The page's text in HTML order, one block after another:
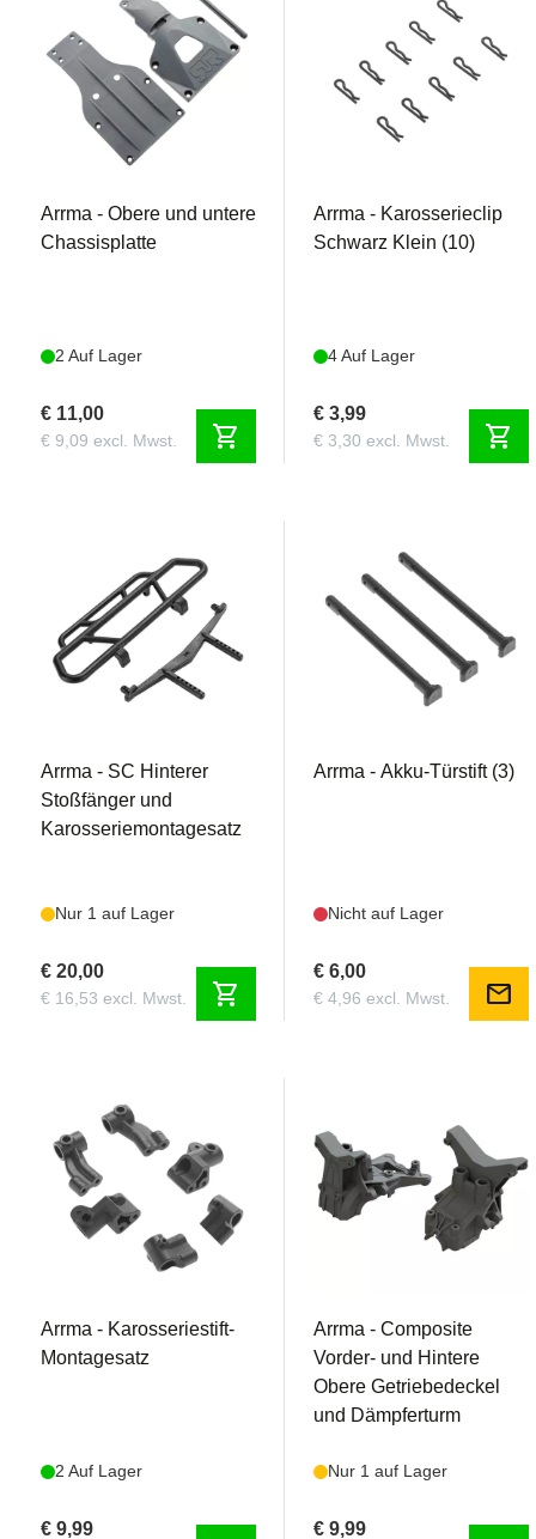
AR320203
Arrma - Obere und untere
Chassisplatte
2 Auf Lager
€ 11,00
€ 9,09 excl. Mwst. shopping_cart
Arrma - Karosserieclip
Schwarz Klein (10)
4 Auf Lager
€ 3,99
€ 3,30 excl. Mwst. shopping_cart
Arrma - SC Hinterer
Stoßfänger und
Karosseriemontagesatz
Nur 1 auf Lager
€ 20,00
€ 16,53 excl. Mwst. shopping_cart
Arrma - Akku-Türstift (3)
Nicht auf Lager
€ 6,00
€ 4,96 excl. Mwst. mail
Arrma - Karosseriestift-
Montagesatz
2 Auf Lager
€ 9,99
Arrma - Composite
Vorder- und Hintere
Obere Getriebedeckel
und Dämpferturm
Nur 1 auf Lager
€ 9,99